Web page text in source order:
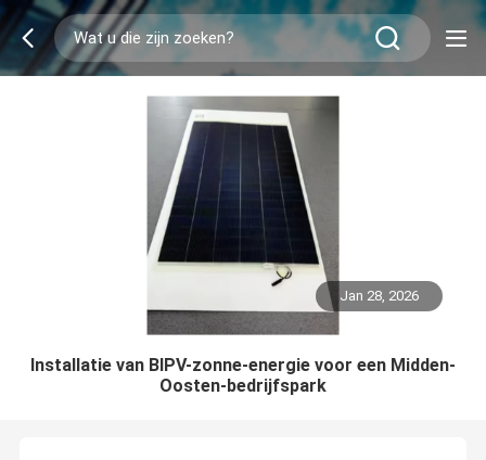
Jan 28, 2026
Installatie van BIPV-zonne-energie voor een Midden-
Oosten-bedrijfspark